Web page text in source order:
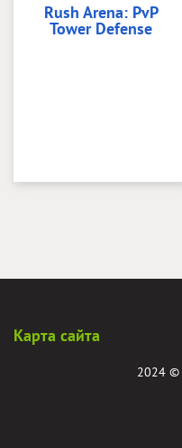
Rush Arena: PvP
Tower Defense
Карта сайта
2024 ©